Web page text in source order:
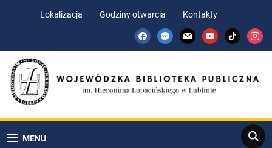
Lokalizacja Godziny otwarcia
Kontakty
facebookmessenger
mail youtubetiktok
MENU
Search